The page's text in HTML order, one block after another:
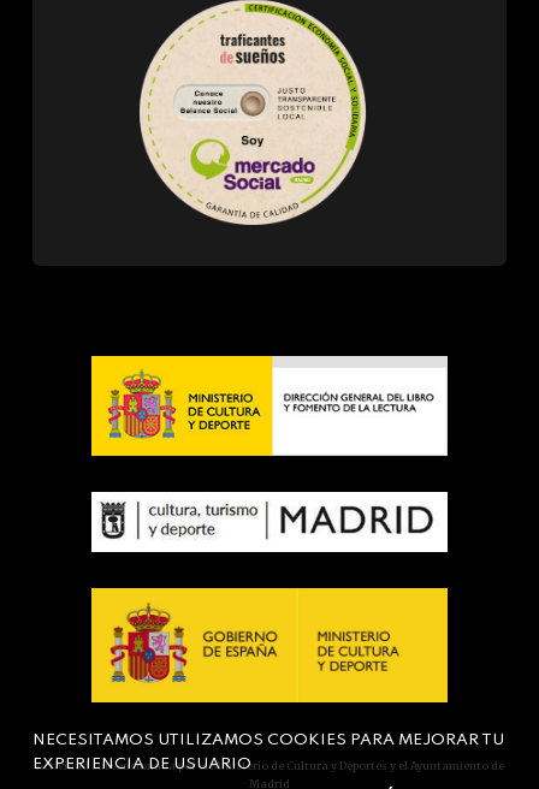
Actividad subvencionada por el Ministerio de Cultura y Deportes y el Ayuntamiento de
Madrid
NECESITAMOS UTILIZAMOS COOKIES PARA MEJORAR TU
EXPERIENCIA DE USUARIO